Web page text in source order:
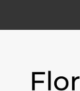
content